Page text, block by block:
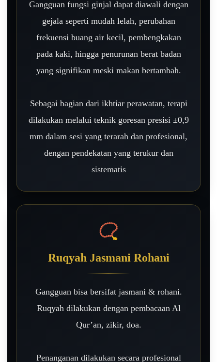
Gangguan fungsi ginjal dapat diawali dengan
gejala seperti mudah lelah, perubahan
frekuensi buang air kecil, pembengkakan
pada kaki, hingga penurunan berat badan
yang signifikan meski makan bertambah.
Sebagai bagian dari ikhtiar perawatan, terapi
dilakukan melalui teknik goresan presisi ±0,9
mm dalam sesi yang terarah dan profesional,
dengan pendekatan yang terukur dan
sistematis
📿
Ruqyah Jasmani Rohani
Gangguan bisa bersifat jasmani & rohani.
Ruqyah dilakukan dengan pembacaan Al
Qur’an, zikir, doa.
Penanganan dilakukan secara profesional